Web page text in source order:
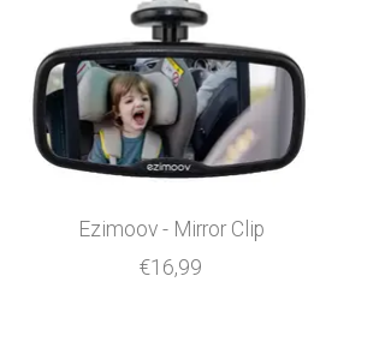
Ezimoov - Mirror Clip
€16,99